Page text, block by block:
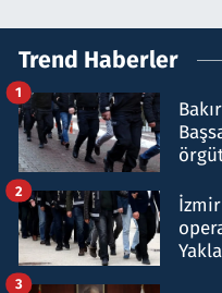
Trend Haberler
1
2
3